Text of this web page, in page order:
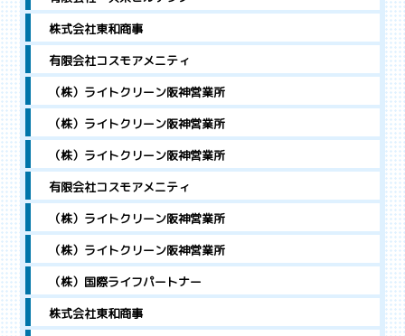
株式会社東和商事
有限会社コスモアメニティ
（株）ライトクリーン阪神営業所
（株）ライトクリーン阪神営業所
（株）ライトクリーン阪神営業所
有限会社コスモアメニティ
（株）ライトクリーン阪神営業所
（株）ライトクリーン阪神営業所
（株）国際ライフパートナー
株式会社東和商事